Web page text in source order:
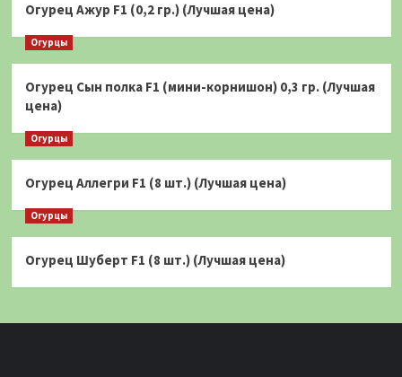
Огурец Ажур F1 (0,2 гр.) (Лучшая цена)
Огурцы
Огурец Сын полка F1 (мини-корнишон) 0,3 гр. (Лучшая
цена)
Огурцы
Огурец Аллегри F1 (8 шт.) (Лучшая цена)
Огурцы
Огурец Шуберт F1 (8 шт.) (Лучшая цена)